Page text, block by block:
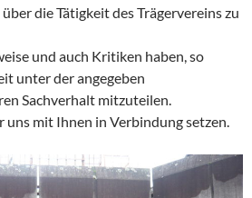
die Tätigkeit des Trägervereins zu
und auch Kritiken haben, so
unter der angegeben
Sachverhalt mitzuteilen.
mit Ihnen in Verbindung setzen.